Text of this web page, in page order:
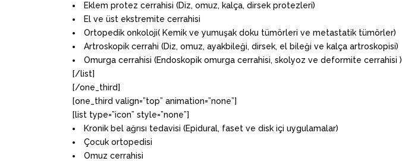
Eklem protez cerrahisi (Diz, omuz, kalça, dirsek protezleri)
El ve üst ekstremite cerrahisi
Ortopedik onkoloji( Kemik ve yumuşak doku tümörleri ve metastatik tümörler)
Artroskopik cerrahi (Diz, omuz, ayakbileği, dirsek, el bileği ve kalça artroskopisi)
Omurga cerrahisi (Endoskopik omurga cerrahisi, skolyoz ve deformite cerrahisi )
[/list]
[/one_third]
[one_third valign=”top” animation=”none”]
[list type=”icon” style=”none”]
Kronik bel ağrısı tedavisi (Epidural, faset ve disk içi uygulamalar)
Çocuk ortopedisi
Omuz cerrahisi